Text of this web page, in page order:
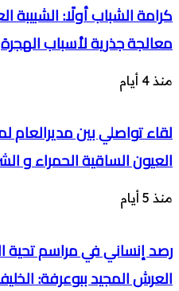
كرامة الشباب أولًا: الشبيبة
معالجة جذرية لأسباب الهجرة
منذ 4 أيام
لقاء تواصلي بين مديرالعام
العيون الساقية الحمراء و
منذ 5 أيام
العرش المجيد ببوعرفة: